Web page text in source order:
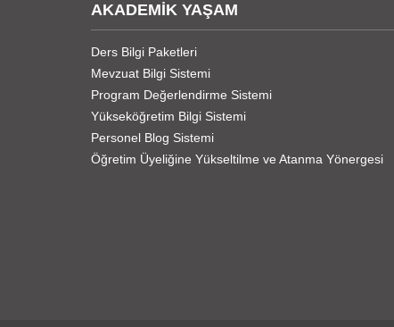
AKADEMİK YAŞAM
Ders Bilgi Paketleri
Mevzuat Bilgi Sistemi
Program Değerlendirme Sistemi
Yükseköğretim Bilgi Sistemi
Personel Blog Sistemi
Öğretim Üyeliğine Yükseltilme ve Atanma Yönergesi